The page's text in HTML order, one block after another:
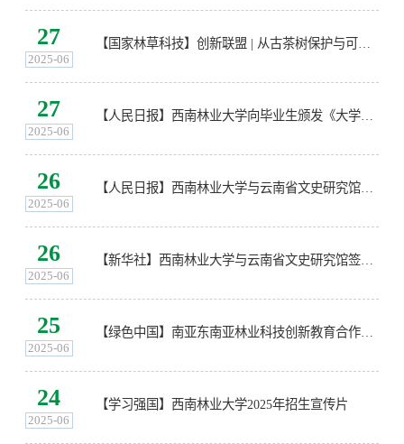
27
2025-06
27
2025-06
【人民日报】西南林业大学向毕业生颁发《大学生体质健康证书》
26
2025-06
【人民日报】西南林业大学与云南省文史研究馆签署战略合作协议
26
2025-06
【新华社】西南林业大学与云南省文史研究馆签署战略合作协议
25
2025-06
【绿色中国】南亚东南亚林业科技创新教育合作昆明论坛召开
24
2025-06
【学习强国】西南林业大学2025年招生宣传片